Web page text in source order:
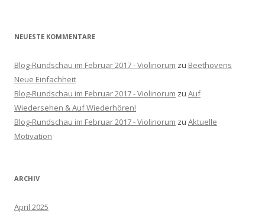
NEUESTE KOMMENTARE
Blog-Rundschau im Februar 2017 - Violinorum zu Beethovens
Neue Einfachheit
Blog-Rundschau im Februar 2017 - Violinorum zu Auf
Wiedersehen & Auf Wiederhören!
Blog-Rundschau im Februar 2017 - Violinorum zu Aktuelle
Motivation
ARCHIV
April 2025